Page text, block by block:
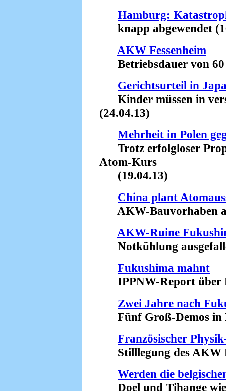
Hamburg:
knapp abgewendet
AKW Fessenheim
Betriebsdauer von 60
Gerichtsurteil in
Kinder müssen in
(24.04.13)
Mehrheit in Polen
Trotz erfolgloser
Atom-Kurs
(19.04.13)
China plant
AKW-Bauvorhaben
AKW-Ruine
Notkühlung
Fukushima mahnt
IPPNW-Report über
Zwei Jahre nach
Fünf Groß-Demos in
Französischer
Stilllegung des AKW
Werden die
Doel und Tihange